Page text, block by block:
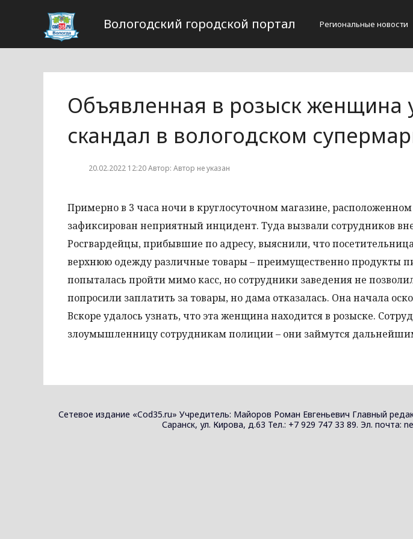
Вологодский городской портал Региональные новости
Объявленная в розыск женщина
скандал в вологодском
20.02.2022 12:20 Автор: Автор не указан
Примерно в 3 часа ночи в круглосуточном магазине,
зафиксирован неприятный инцидент. Туда вызвали сотрудников
Росгвардейцы, прибывшие по адресу, выяснили, что
верхнюю одежду различные товары – преимущественно продукты
попыталась пройти мимо касс, но сотрудники заведения не
попросили заплатить за товары, но дама отказалась. Она начала
Вскоре удалось узнать, что эта женщина находится в розыске.
злоумышленницу сотрудникам полиции – они займутся
Сетевое издание «Cod35.ru» Учредитель: Майоров Роман Евгеньевич Главный
Саранск, ул. Кирова, д.63 Тел.: +7 929 747 33 89. Эл. почта: